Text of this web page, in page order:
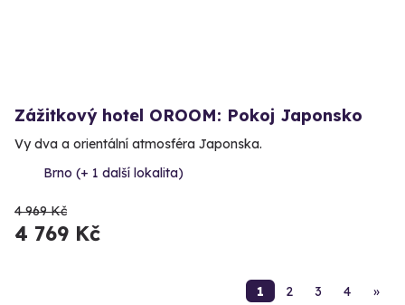
Zážitkový hotel OROOM: Pokoj Japonsko
Vy dva a orientální atmosféra Japonska.
Brno (+ 1 další lokalita)
4 969 Kč
4 769 Kč
1 2 3 4 »